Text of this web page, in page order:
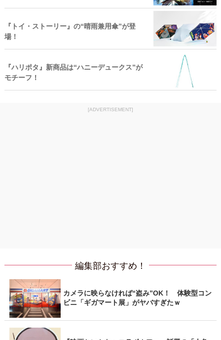
『トイ・ストーリー』の“晴雨兼用傘”が登
場！
『ハリポタ』新商品は“ハニーデュークス”が
モチーフ！
[ADVERTISEMENT]
編集部おすすめ！
カメラに映らなければ“盗み”OK！ 体験型コン
ビニ「ギガマート展」がヤバすぎたｗ